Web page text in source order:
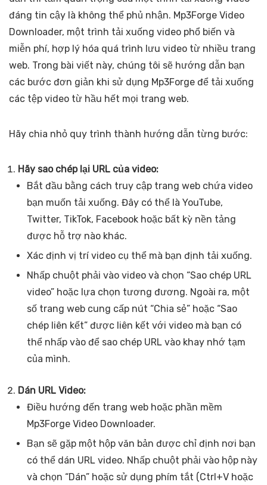
đáng tin cậy là không thể phủ nhận. Mp3Forge Video
Downloader, một trình tải xuống video phổ biến và
miễn phí, hợp lý hóa quá trình lưu video từ nhiều trang
web. Trong bài viết này, chúng tôi sẽ hướng dẫn bạn
các bước đơn giản khi sử dụng Mp3Forge để tải xuống
các tệp video từ hầu hết mọi trang web.
Hãy chia nhỏ quy trình thành hướng dẫn từng bước:
Hãy sao chép lại URL của video:
Bắt đầu bằng cách truy cập trang web chứa video
bạn muốn tải xuống. Đây có thể là YouTube,
Twitter, TikTok, Facebook hoặc bất kỳ nền tảng
được hỗ trợ nào khác.
Xác định vị trí video cụ thể mà bạn định tải xuống.
Nhấp chuột phải vào video và chọn “Sao chép URL
video” hoặc lựa chọn tương đương. Ngoài ra, một
số trang web cung cấp nút “Chia sẻ” hoặc “Sao
chép liên kết” được liên kết với video mà bạn có
thể nhấp vào để sao chép URL vào khay nhớ tạm
của mình.
Dán URL Video:
Điều hướng đến trang web hoặc phần mềm
Mp3Forge Video Downloader.
Bạn sẽ gặp một hộp văn bản được chỉ định nơi bạn
có thể dán URL video. Nhấp chuột phải vào hộp này
và chọn “Dán” hoặc sử dụng phím tắt (Ctrl+V hoặc